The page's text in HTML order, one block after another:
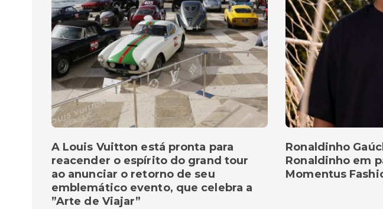
Ronaldinho
Ronaldinho em
Momentus
A Louis Vuitton está pronta para
reacender o espírito do grand tour
ao anunciar o retorno de seu
emblemático evento, que celebra a
”Arte de Viajar”